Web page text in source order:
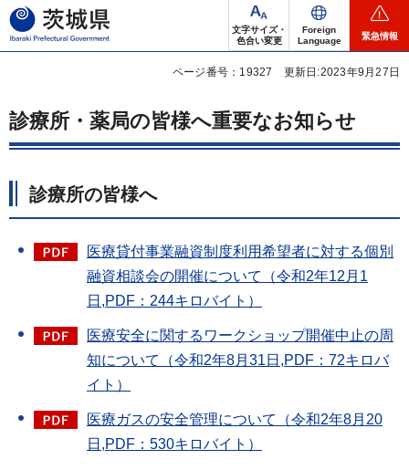
茨城県
文字サイズ・
色合い変更
Foreign
Language
緊急情報
ページ番号：19327 更新日:2023年9月27日
診療所・薬局の皆様へ重要なお知らせ
診療所の皆様へ
医療貸付事業融資制度利用希望者に対する個別
融資相談会の開催について（令和2年12月1
日,PDF：244キロバイト）
医療安全に関するワークショップ開催中止の周
知について（令和2年8月31日,PDF：72キロバ
イト）
医療ガスの安全管理について（令和2年8月20
日,PDF：530キロバイト）